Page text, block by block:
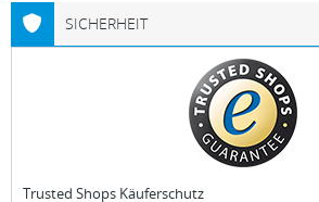
SICHERHEIT
Trusted Shops Käuferschutz